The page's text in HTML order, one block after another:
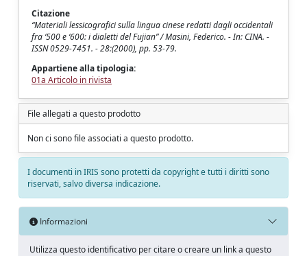
Citazione
“Materiali lessicografici sulla lingua cinese redatti dagli occidentali
fra ‘500 e ‘600: i dialetti del Fujian” / Masini, Federico. - In: CINA. -
ISSN 0529-7451. - 28:(2000), pp. 53-79.
Appartiene alla tipologia:
01a Articolo in rivista
File allegati a questo prodotto
Non ci sono file associati a questo prodotto.
I documenti in IRIS sono protetti da copyright e tutti i diritti sono
riservati, salvo diversa indicazione.
Informazioni
Utilizza questo identificativo per citare o creare un link a questo